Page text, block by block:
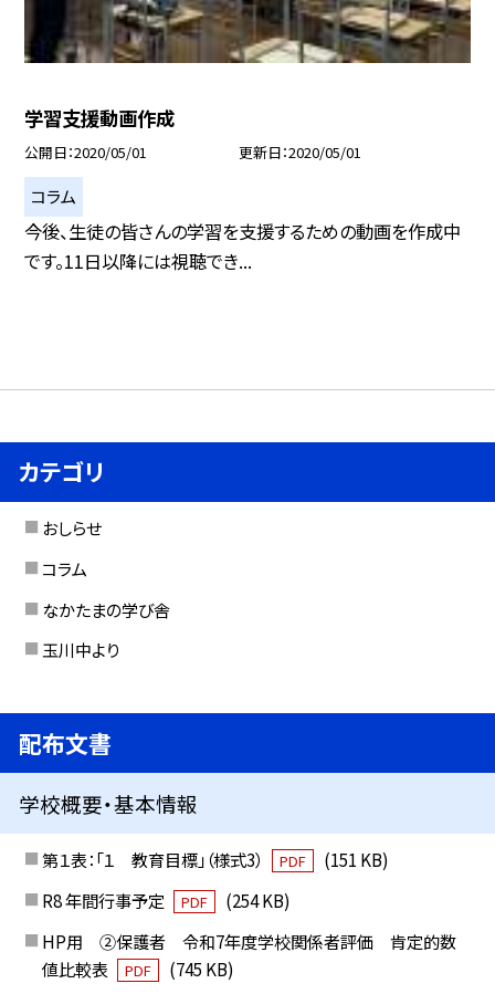
学習支援動画作成
公開日 2020/05/01 更新日 2020/05/01
コラム
今後、生徒の皆さんの学習を支援するための動画を作成中
です。11日以降には視聴でき...
カテゴリ
おしらせ
コラム
なかたまの学び舎
玉川中より
配布文書
学校概要・基本情報
第１表：「１ 教育目標」（様式3） PDF
(151 KB)
R8 年間行事予定
PDF
(254 KB)
HP用 ②保護者 令和7年度学校関係者評価 肯定的数
値比較表
PDF
(745 KB)